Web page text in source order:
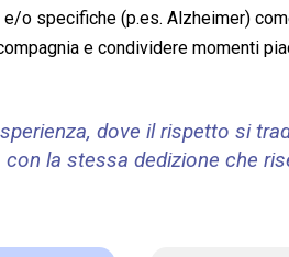
o specifiche (p.es. Alzheimer)
e condividere momenti
dove il rispetto si
la stessa dedizione che